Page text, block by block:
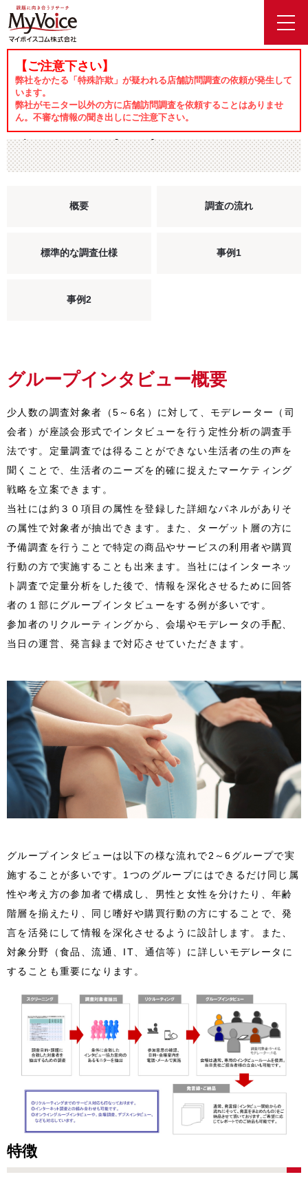
【ご注意下さい】
弊社をかたる「特殊詐欺」が疑われる店舗訪問調査の依頼が発生して
います。
弊社がモニター以外の方に店舗訪問調査を依頼することはありませ
ん。不審な情報の聞き出しにご注意下さい。
ホーム サービス グループインタビュー
グループインタビュー
概要 調査の流れ
標準的な調査仕様 事例1
事例2
グループインタビュー概要
少人数の調査対象者（5～6名）に対して、モデレーター（司
会者）が座談会形式でインタビューを行う定性分析の調査手
法です。定量調査では得ることができない生活者の生の声を
聞くことで、生活者のニーズを的確に捉えたマーケティング
戦略を立案できます。
当社には約３０項目の属性を登録した詳細なパネルがありそ
の属性で対象者が抽出できます。また、ターゲット層の方に
予備調査を行うことで特定の商品やサービスの利用者や購買
行動の方で実施することも出来ます。当社にはインターネッ
ト調査で定量分析をした後で、情報を深化させるために回答
者の１部にグループインタビューをする例が多いです。
参加者のリクルーティングから、会場やモデレータの手配、
当日の運営、発言録まで対応させていただきます。
グループインタビューは以下の様な流れで2～6グループで実
施することが多いです。1つのグループにはできるだけ同じ属
性や考え方の参加者で構成し、男性と女性を分けたり、年齢
階層を揃えたり、同じ嗜好や購買行動の方にすることで、発
言を活発にして情報を深化させるように設計します。また、
対象分野（食品、流通、IT、通信等）に詳しいモデレータに
することも重要になります。
特徴